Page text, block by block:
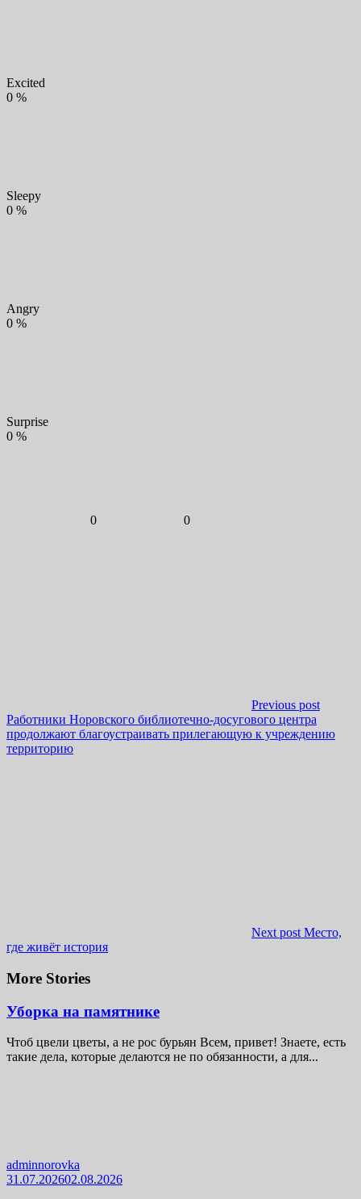
Excited
0 %
Sleepy
0 %
Angry
0 %
Surprise
0 %
0 0
Previous post
Работники Норовского библиотечно-досугового центра
продолжают благоустраивать прилегающую к учреждению
территорию
Next post Место,
где живёт история
More Stories
Уборка на памятнике
Чтоб цвели цветы, а не рос бурьян Всем, привет! Знаете, есть
такие дела, которые делаются не по обязанности, а для...
adminnorovka
31.07.202602.08.2026